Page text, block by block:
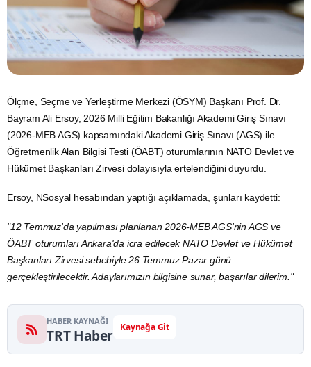
Ölçme, Seçme ve Yerleştirme Merkezi (ÖSYM) Başkanı Prof. Dr.
Bayram Ali Ersoy, 2026 Milli Eğitim Bakanlığı Akademi Giriş Sınavı
(2026-MEB AGS) kapsamındaki Akademi Giriş Sınavı (AGS) ile
Öğretmenlik Alan Bilgisi Testi (ÖABT) oturumlarının NATO Devlet ve
Hükümet Başkanları Zirvesi dolayısıyla ertelendiğini duyurdu.
Ersoy, NSosyal hesabından yaptığı açıklamada, şunları kaydetti:
"12 Temmuz'da yapılması planlanan 2026-MEB AGS'nin AGS ve
ÖABT oturumları Ankara'da icra edilecek NATO Devlet ve Hükümet
Başkanları Zirvesi sebebiyle 26 Temmuz Pazar günü
gerçekleştirilecektir. Adaylarımızın bilgisine sunar, başarılar dilerim."
HABER KAYNAĞI
TRT Haber Kaynağa Git